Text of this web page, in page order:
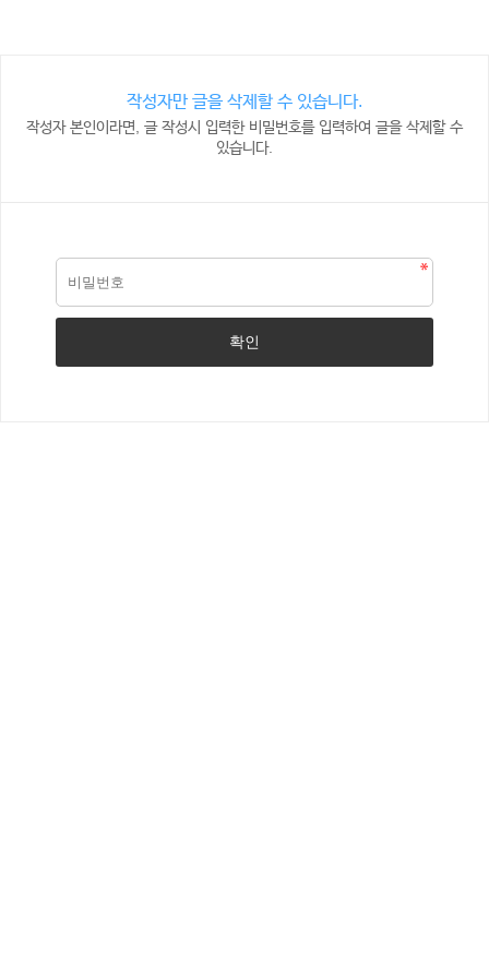
작성자만 글을 삭제할 수 있습니다.
작성자 본인이라면, 글 작성시 입력한 비밀번호를 입력하여 글을 삭제할 수
있습니다.